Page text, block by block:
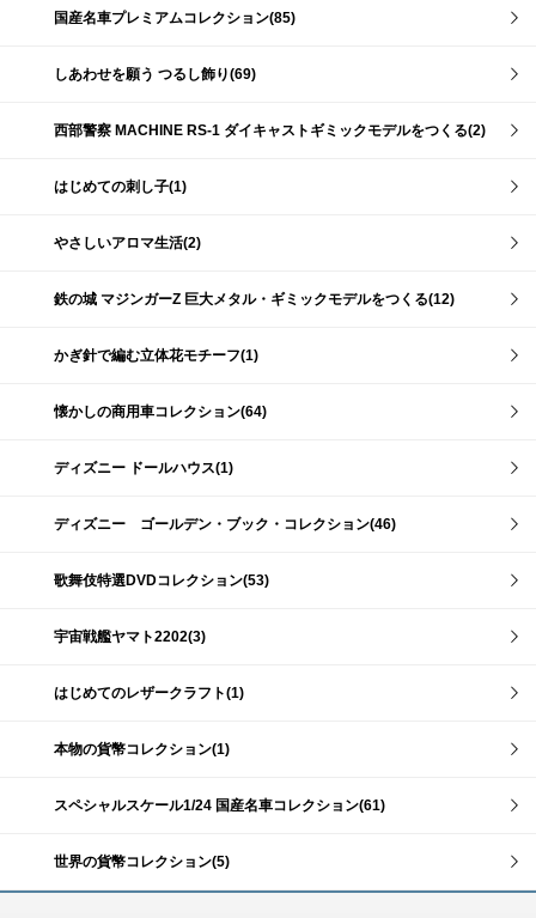
国産名車プレミアムコレクション(85)
しあわせを願う つるし飾り(69)
西部警察 MACHINE RS-1 ダイキャストギミックモデルをつくる(2)
はじめての刺し子(1)
やさしいアロマ生活(2)
鉄の城 マジンガーZ 巨大メタル・ギミックモデルをつくる(12)
かぎ針で編む立体花モチーフ(1)
懐かしの商用車コレクション(64)
ディズニー ドールハウス(1)
ディズニー ゴールデン・ブック・コレクション(46)
歌舞伎特選DVDコレクション(53)
宇宙戦艦ヤマト2202(3)
はじめてのレザークラフト(1)
本物の貨幣コレクション(1)
スペシャルスケール1/24 国産名車コレクション(61)
世界の貨幣コレクション(5)